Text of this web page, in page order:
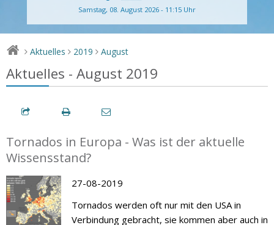
Samstag, 08. August 2026 - 11:15 Uhr
> Aktuelles > 2019 > August
Aktuelles - August 2019
Tornados in Europa - Was ist der aktuelle
Wissensstand?
27-08-2019
Tornados werden oft nur mit den USA in
Verbindung gebracht, sie kommen aber auch in